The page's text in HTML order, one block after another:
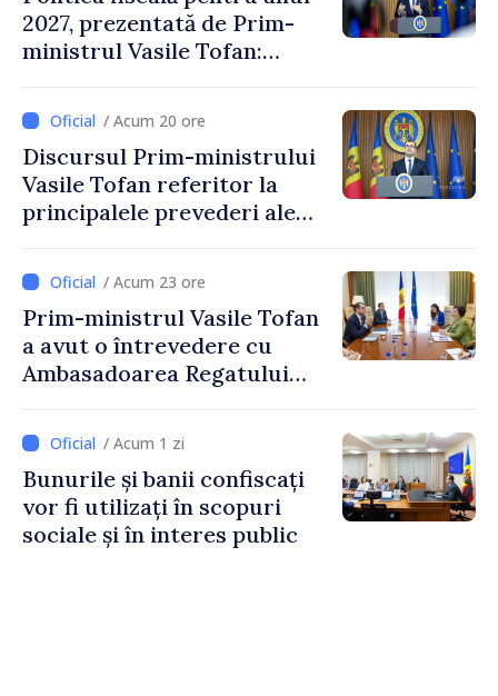
2027, prezentată de Prim-
ministrul Vasile Tofan:
stimularea investițiilor și o
taxare mai echitabilă
/ Acum 20 ore
Discursul Prim-ministrului
Vasile Tofan referitor la
principalele prevederi ale
2027
/ Acum 23 ore
Prim-ministrul Vasile Tofan
a avut o întrevedere cu
Ambasadoarea Regatului
Irlandei de Nord, Fern
Horine / Acum 1 zi
Bunurile și banii confiscați
vor fi utilizați în scopuri
sociale și în interes public